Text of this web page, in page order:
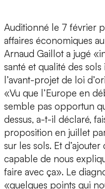
Auditionné le 7 février
affaires économiques
Arnaud Gaillot a jugé
santé et qualité des
l’avant-projet de loi
«Vu que l’Europe en
semble pas opportun
dessus, a-t-il déclaré,
proposition en juillet
sur les sols. Et
capable de nous
faire avec ça». Le
«quelques points qui